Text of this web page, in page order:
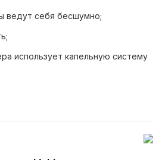
ведут себя бесшумно;
использует капельную систему